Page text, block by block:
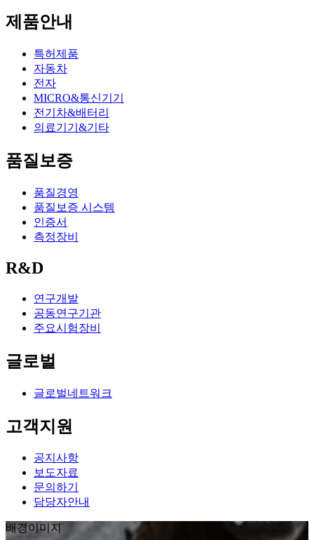
제품안내
특허제품
자동차
전자
MICRO&통신기기
전기차&배터리
의료기기&기타
품질보증
품질경영
품질보증 시스템
인증서
측정장비
R&D
연구개발
공동연구기관
주요시험장비
글로벌
글로벌네트워크
고객지원
공지사항
보도자료
문의하기
담당자안내
배경이미지